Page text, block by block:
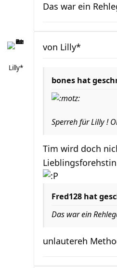
Das war ein
Lilly*
von Lilly*
bones hat
Sperreh für Lilly !
Tim wird doch
Fred128 hat
Das war ein
unlautereh